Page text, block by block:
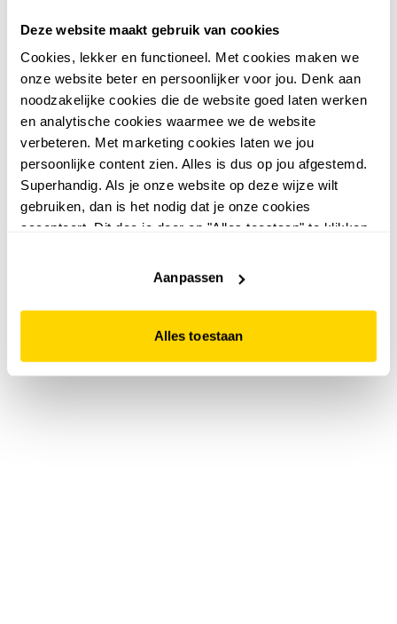
Deze website maakt gebruik van cookies
Cookies, lekker en functioneel. Met cookies maken we
onze website beter en persoonlijker voor jou. Denk aan
noodzakelijke cookies die de website goed laten werken
en analytische cookies waarmee we de website
verbeteren. Met marketing cookies laten we jou
persoonlijke content zien. Alles is dus op jou afgestemd.
Superhandig. Als je onze website op deze wijze wilt
gebruiken, dan is het nodig dat je onze cookies
accepteert. Dit doe je door op "Alles toestaan" te klikken.
website niet optimaal functioneert.
Aanpassen
Alles toestaan